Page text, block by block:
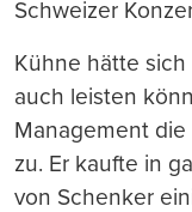
Schweizer
Kühne hätte sich
auch leisten
Management
zu. Er kaufte in
von Schenker